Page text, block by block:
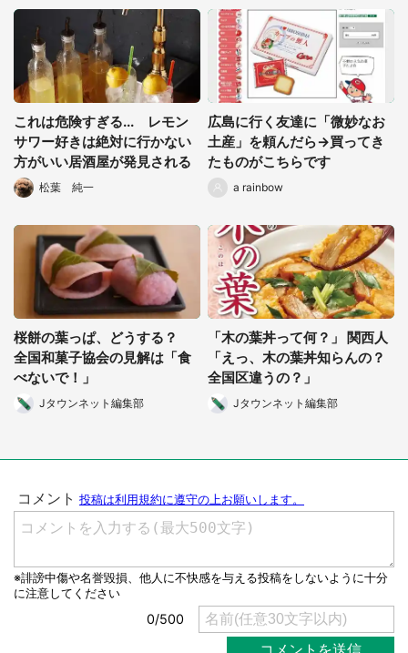
選択する
これは危険すぎる... レモン
サワー好きは絶対に行かない
方がいい居酒屋が発見される
松葉 純一
広島に行く友達に「微妙なお
土産」を頼んだら→買ってき
たものがこちらです
a rainbow
桜餅の葉っぱ、どうする？
全国和菓子協会の見解は「食
べないで！」
Jタウンネット編集部
「木の葉丼って何？」 関西人
「えっ、木の葉丼知らんの？
全国区違うの？」
Jタウンネット編集部